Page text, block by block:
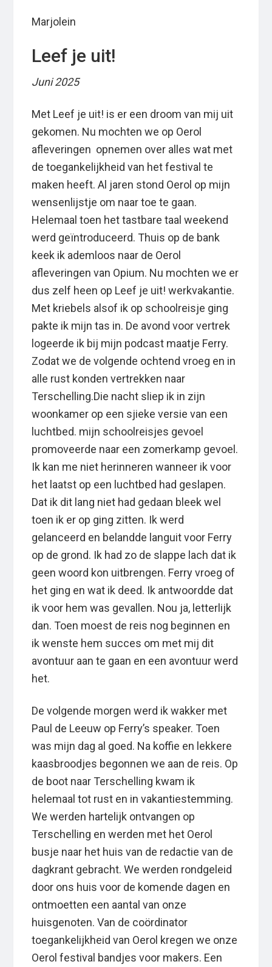
Marjolein
Leef je uit!
Juni 2025
Met Leef je uit! is er een droom van mij uit
gekomen. Nu mochten we op Oerol
afleveringen opnemen over alles wat met
de toegankelijkheid van het festival te
maken heeft. Al jaren stond Oerol op mijn
wensenlijstje om naar toe te gaan.
Helemaal toen het tastbare taal weekend
werd geïntroduceerd. Thuis op de bank
keek ik ademloos naar de Oerol
afleveringen van Opium. Nu mochten we er
dus zelf heen op Leef je uit! werkvakantie.
Met kriebels alsof ik op schoolreisje ging
pakte ik mijn tas in. De avond voor vertrek
logeerde ik bij mijn podcast maatje Ferry.
Zodat we de volgende ochtend vroeg en in
alle rust konden vertrekken naar
Terschelling.Die nacht sliep ik in zijn
woonkamer op een sjieke versie van een
luchtbed. mijn schoolreisjes gevoel
promoveerde naar een zomerkamp gevoel.
Ik kan me niet herinneren wanneer ik voor
het laatst op een luchtbed had geslapen.
Dat ik dit lang niet had gedaan bleek wel
toen ik er op ging zitten. Ik werd
gelanceerd en belandde languit voor Ferry
op de grond. Ik had zo de slappe lach dat ik
geen woord kon uitbrengen. Ferry vroeg of
het ging en wat ik deed. Ik antwoordde dat
ik voor hem was gevallen. Nou ja, letterlijk
dan. Toen moest de reis nog beginnen en
ik wenste hem succes om met mij dit
avontuur aan te gaan en een avontuur werd
het.
De volgende morgen werd ik wakker met
Paul de Leeuw op Ferry’s speaker. Toen
was mijn dag al goed. Na koffie en lekkere
kaasbroodjes begonnen we aan de reis. Op
de boot naar Terschelling kwam ik
helemaal tot rust en in vakantiestemming.
We werden hartelijk ontvangen op
Terschelling en werden met het Oerol
busje naar het huis van de redactie van de
dagkrant gebracht. We werden rondgeleid
door ons huis voor de komende dagen en
ontmoetten een aantal van onze
huisgenoten. Van de coördinator
toegankelijkheid van Oerol kregen we onze
Oerol festival bandjes voor makers. Een